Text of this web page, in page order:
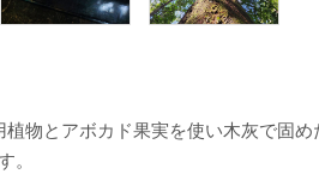
物とアボカド果実を使い木灰で固
。